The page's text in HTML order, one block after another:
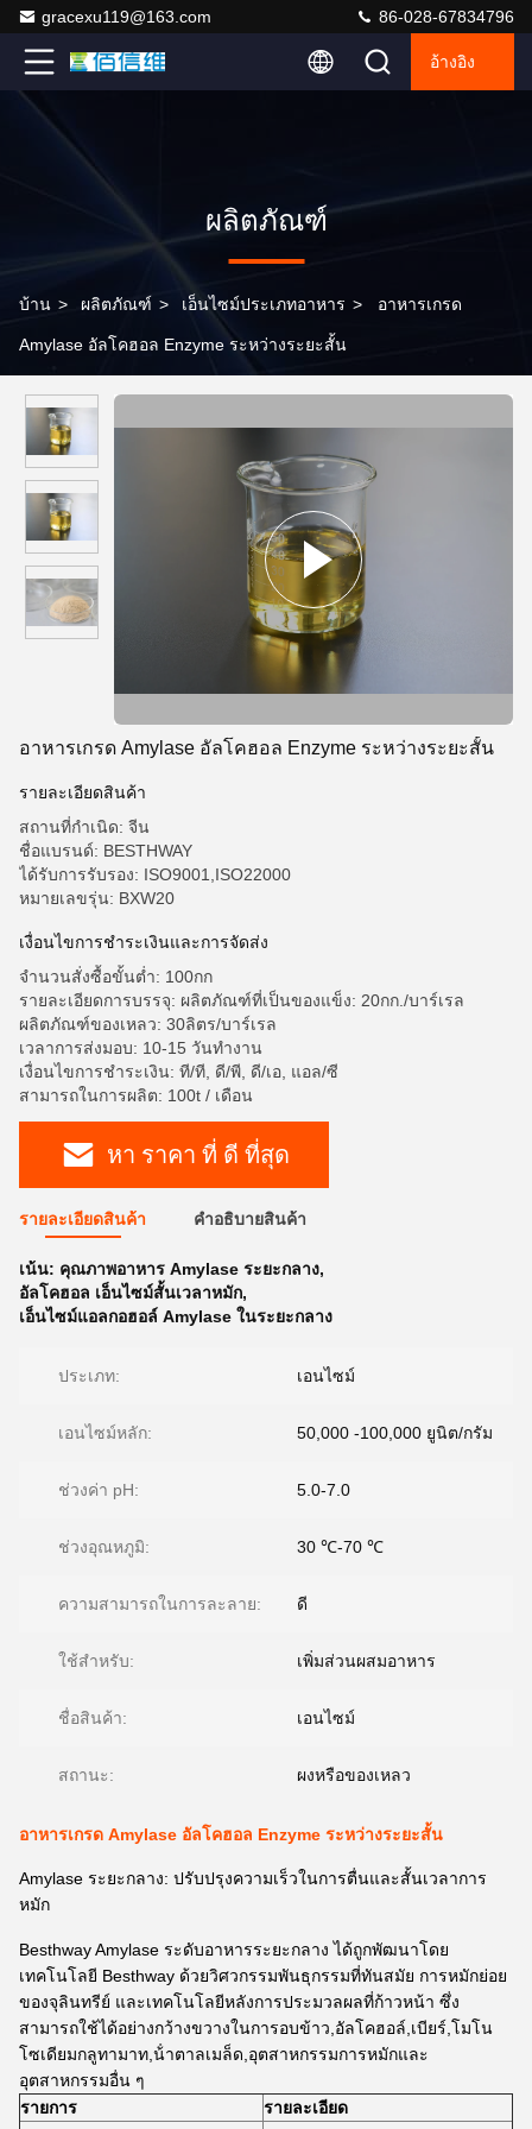
gracexu119@163.com 86-028-67834796
อ้างอิง
ผลิตภัณฑ์
บ้าน > ผลิตภัณฑ์ > เอ็นไซม์ประเภทอาหาร > อาหารเกรด
Amylase อัลโคฮอล Enzyme ระหว่างระยะสั้น
อาหารเกรด Amylase อัลโคฮอล Enzyme ระหว่างระยะสั้น
รายละเอียดสินค้า
สถานที่กำเนิด: จีน
ชื่อแบรนด์: BESTHWAY
ได้รับการรับรอง: ISO9001,ISO22000
หมายเลขรุ่น: BXW20
เงื่อนไขการชําระเงินและการจัดส่ง
จำนวนสั่งซื้อขั้นต่ำ: 100กก
รายละเอียดการบรรจุ: ผลิตภัณฑ์ที่เป็นของแข็ง: 20กก./บาร์เรล
ผลิตภัณฑ์ของเหลว: 30ลิตร/บาร์เรล
เวลาการส่งมอบ: 10-15 วันทำงาน
เงื่อนไขการชำระเงิน: ที/ที, ดี/พี, ดี/เอ, แอล/ซี
สามารถในการผลิต: 100t / เดือน
หา ราคา ที่ ดี ที่สุด
รายละเอียดสินค้า คําอธิบายสินค้า
เน้น: คุณภาพอาหาร Amylase ระยะกลาง,
อัลโคฮอล เอ็นไซม์สั้นเวลาหมัก,
เอ็นไซม์แอลกอฮอล์ Amylase ในระยะกลาง
ประเภท: เอนไซม์
เอนไซม์หลัก: 50,000 -100,000 ยูนิต/กรัม
ช่วงค่า pH: 5.0-7.0
ช่วงอุณหภูมิ: 30 ℃-70 ℃
ความสามารถในการละลาย: ดี
ใช้สำหรับ: เพิ่มส่วนผสมอาหาร
ชื่อสินค้า: เอนไซม์
สถานะ: ผงหรือของเหลว
อาหารเกรด Amylase อัลโคฮอล Enzyme ระหว่างระยะสั้น
Amylase ระยะกลาง: ปรับปรุงความเร็วในการตื่นและสั้นเวลาการ
หมัก
Besthway Amylase ระดับอาหารระยะกลาง ได้ถูกพัฒนาโดย
เทคโนโลยี Besthway ด้วยวิศวกรรมพันธุกรรมที่ทันสมัย การหมักย่อย
ของจุลินทรีย์ และเทคโนโลยีหลังการประมวลผลที่ก้าวหน้า ซึ่ง
สามารถใช้ได้อย่างกว้างขวางในการอบข้าว,อัลโคฮอล์,เบียร์,โมโน
โซเดียมกลูทามาท,น้ําตาลเมล็ด,อุตสาหกรรมการหมักและ
อุตสาหกรรมอื่น ๆ
รายการ
รายละเอียด